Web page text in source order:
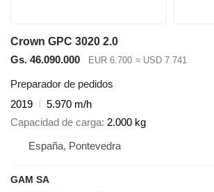
Crown GPC 3020 2.0
Gs. 46.090.000
EUR 6.700 ≈ USD 7.741
Preparador de pedidos
2019
5.970 m/h
Capacidad de carga 2.000 kg
España, Pontevedra
GAM SA